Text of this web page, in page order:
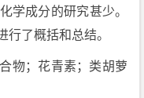
学成分的研究甚少。
行了概括和总结。
物；花青素；类胡萝